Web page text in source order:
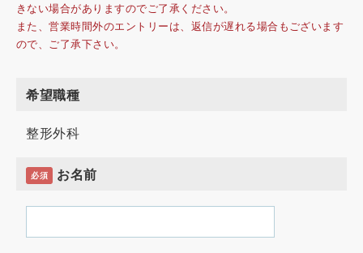
きない場合がありますのでご了承ください。
また、営業時間外のエントリーは、返信が遅れる場合もございます
ので、ご了承下さい。
希望職種
整形外科
必須 お名前